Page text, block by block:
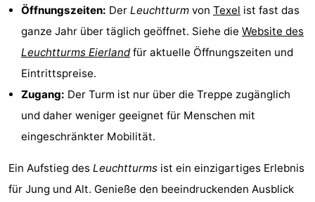
Sportangeln
Seehunden
Essen
und
trinken
Veranstaltungen
Praktisch
Route
Öffnungszeiten: Der Leuchtturm von Texel ist fast das
ganze Jahr über täglich geöffnet. Siehe die Website des
Leuchtturms Eierlandfür aktuelle Öffnungszeiten und
Eintrittspreise.
Zugang: Der Turm ist nur über die Treppe zugänglich
und daher weniger geeignet für Menschen mit
eingeschränkter Mobilität.
Ein Aufstieg des Leuchtturms ist ein einzigartiges Erlebnis
für Jung und Alt. Genieße den beeindruckenden Ausblick